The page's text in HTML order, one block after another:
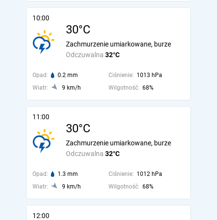
10:00
30°C
Odczuwalna 32°C
Zachmurzenie umiarkowane, burze
Opad: 0.2 mm Ciśnienie: 1013 hPa
Wiatr:
9 km/h Wilgotność: 68%
11:00
30°C
Odczuwalna 32°C
Zachmurzenie umiarkowane, burze
Opad: 1.3 mm Ciśnienie: 1012 hPa
Wiatr:
9 km/h Wilgotność: 68%
12:00